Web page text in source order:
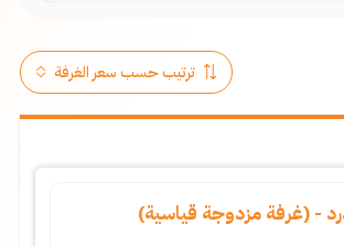
- (غرفة مزدوجة قياسية)